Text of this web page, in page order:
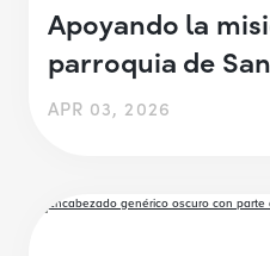
Apoyando la
parroquia de
APR 03, 2026